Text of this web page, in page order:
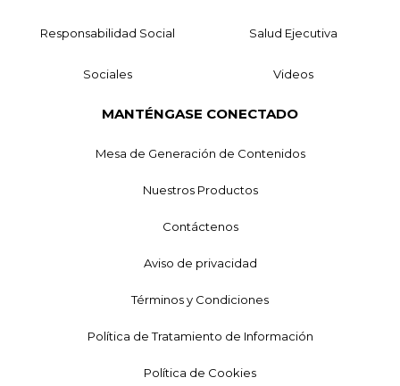
Responsabilidad Social Salud Ejecutiva
Sociales Videos
MANTÉNGASE CONECTADO
Mesa de Generación de Contenidos
Nuestros Productos
Contáctenos
Aviso de privacidad
Términos y Condiciones
Política de Tratamiento de Información
Política de Cookies